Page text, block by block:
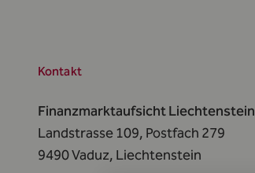
Kontakt
Finanzmarktaufsicht Liechtenstein
Landstrasse 109, Postfach 279
9490 Vaduz, Liechtenstein